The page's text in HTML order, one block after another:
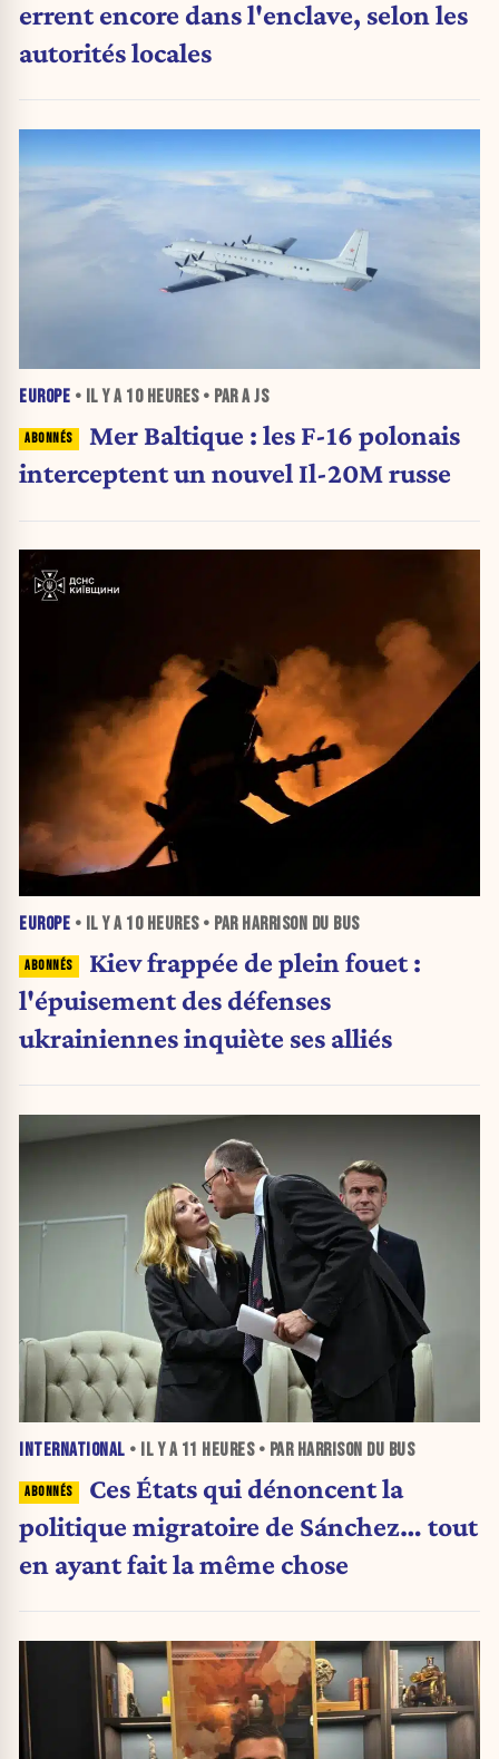
errent encore dans l'enclave, selon les
autorités locales
EUROPE • IL Y A 10 HEURES• PAR A JS
Mer Baltique : les F-16 polonais
interceptent un nouvel Il-20M russe
EUROPE • IL Y A 10 HEURES• PAR HARRISON DU BUS
Kiev frappée de plein fouet :
l'épuisement des défenses
ukrainiennes inquiète ses alliés
INTERNATIONAL • IL Y A 11 HEURES• PAR HARRISON DU BUS
Ces États qui dénoncent la
politique migratoire de Sánchez… tout
en ayant fait la même chose